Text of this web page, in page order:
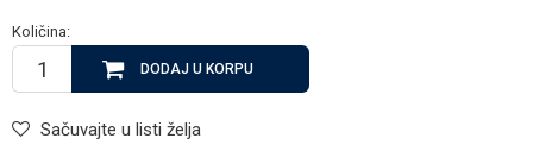
Količina:
DODAJ U KORPU
Sačuvajte u listi želja